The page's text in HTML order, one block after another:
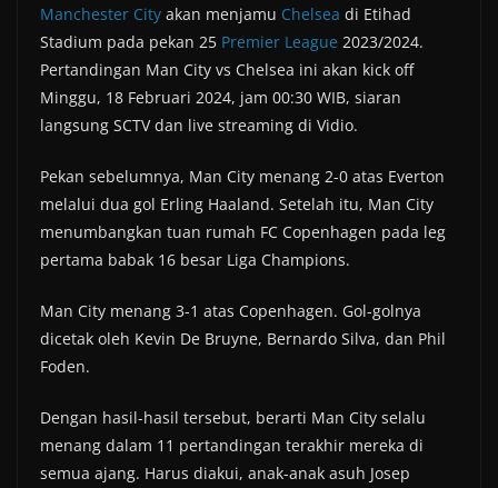
Manchester City akan menjamu Chelsea di Etihad
Stadium pada pekan 25 Premier League 2023/2024.
Pertandingan Man City vs Chelsea ini akan kick off
Minggu, 18 Februari 2024, jam 00:30 WIB, siaran
langsung SCTV dan live streaming di Vidio.
Pekan sebelumnya, Man City menang 2-0 atas Everton
melalui dua gol Erling Haaland. Setelah itu, Man City
menumbangkan tuan rumah FC Copenhagen pada leg
pertama babak 16 besar Liga Champions.
Man City menang 3-1 atas Copenhagen. Gol-golnya
dicetak oleh Kevin De Bruyne, Bernardo Silva, dan Phil
Foden.
Dengan hasil-hasil tersebut, berarti Man City selalu
menang dalam 11 pertandingan terakhir mereka di
semua ajang. Harus diakui, anak-anak asuh Josep